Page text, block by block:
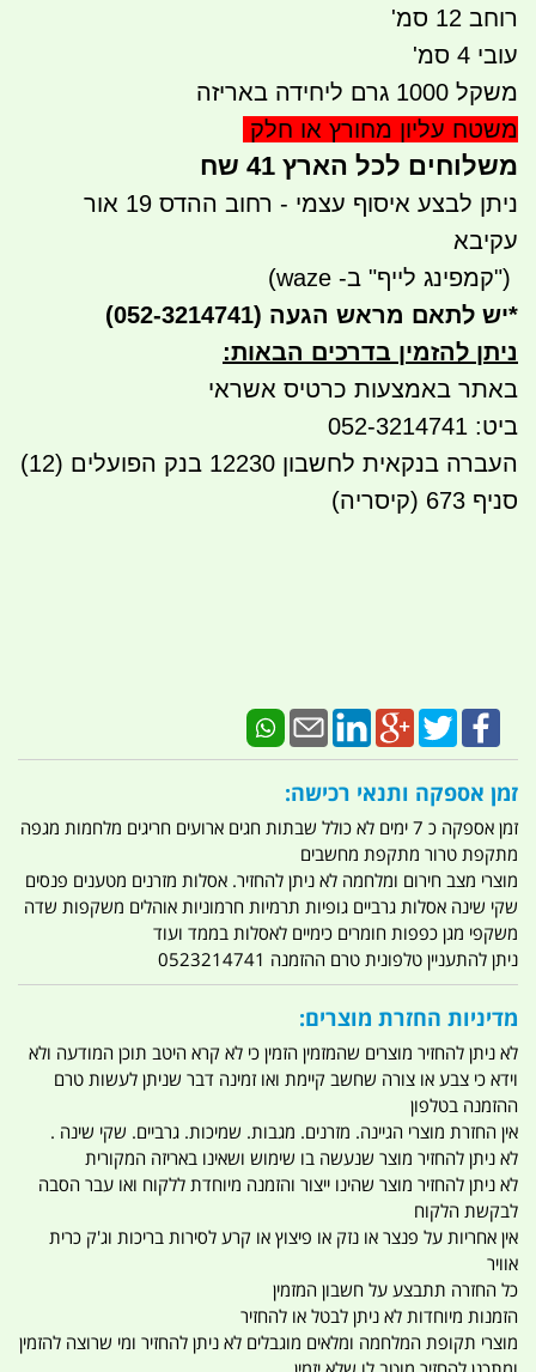
רוחב 12 סמ'
עובי 4 סמ'
משקל 1000 גרם ליחידה באריזה
משטח עליון מחורץ או חלק
משלוחים לכל הארץ 41 שח
ניתן לבצע איסוף עצמי - רחוב ההדס 19 אור
עקיבא
")קמפינג לייף" ב- waze)
*יש לתאם מראש הגעה (052-3214741)
ניתן להזמין בדרכים הבאות:
באתר באמצעות כרטיס אשראי
ביט: 052-3214741
העברה בנקאית לחשבון 12230
בנק הפועלים (12)
סניף 673 (קיסריה)
זמן אספקה ותנאי רכישה:
זמן אספקה כ 7 ימים לא כולל שבתות חגים ארועים חריגים מלחמות מגפה
מתקפת טרור מתקפת מחשבים
מוצרי מצב חירום ומלחמה לא ניתן להחזיר. אסלות מזרנים מטענים פנסים
שקי שינה אסלות גרביים גופיות תרמיות חרמוניות אוהלים משקפות שדה
משקפי מגן כפפות חומרים כימיים לאסלות בממד ועוד
ניתן להתעניין טלפונית טרם ההזמנה 0523214741
מדיניות החזרת מוצרים:
לא ניתן להחזיר מוצרים שהמזמין הזמין כי לא קרא היטב תוכן המודעה ולא
וידא כי צבע או צורה שחשב קיימת ואו זמינה דבר שניתן לעשות טרם
ההזמנה בטלפון
אין החזרת מוצרי הגיינה. מזרנים. מגבות. שמיכות. גרביים. שקי שינה .
לא ניתן להחזיר מוצר שנעשה בו שימוש ושאינו באריזה המקורית
לא ניתן להחזיר מוצר שהינו ייצור והזמנה מיוחדת ללקוח ואו עבר הסבה
לבקשת הלקוח
אין אחריות על פנצר או נזק או פיצוץ או קרע לסירות בריכות וג'ק כרית
אוויר
כל החזרה תתבצע על חשבון המזמין
הזמנות מיוחדות לא ניתן לבטל או להחזיר
מוצרי תקופת המלחמה ומלאים מוגבלים לא ניתן להחזיר ומי שרוצה להזמין